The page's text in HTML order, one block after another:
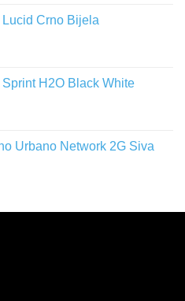
Crno Bijela
H2O Black White
Urbano Network 2G Siva